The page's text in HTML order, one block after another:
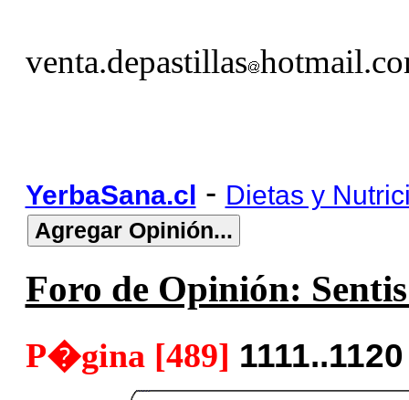
venta.depastillas
YerbaSana.cl - Dietas y
Foro de Opinión:
P�gina [489]